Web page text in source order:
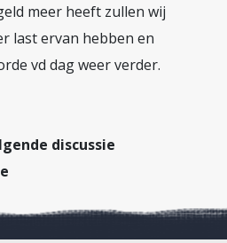
meer heeft zullen wij
last ervan hebben en
vd dag weer verder.
discussie